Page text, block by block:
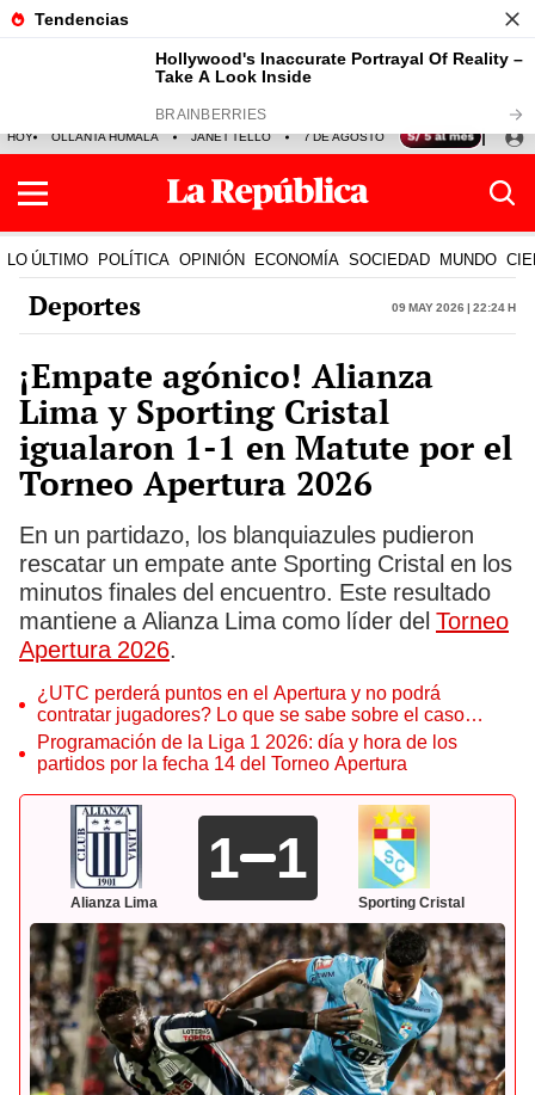
HOY OLLANTA HUMALA JANET TELLO 7 DE AGOSTO TINKA RESULTADOS
LO ÚLTIMO POLÍTICA OPINIÓN ECONOMÍA SOCIEDAD MUNDO
Deportes 09 May 2026 | 22:24 h
¡Empate agónico! Alianza
Lima y Sporting Cristal
igualaron 1-1 en Matute por el
Torneo Apertura 2026
En un partidazo, los blanquiazules pudieron
rescatar un empate ante Sporting Cristal en los
minutos finales del encuentro. Este resultado
mantiene a Alianza Lima como líder del Torneo
Apertura 2026.
¿UTC perderá puntos en el Apertura y no podrá
contratar jugadores? Lo que se sabe sobre el caso
Gaspar Gentile
Programación de la Liga 1 2026: día y hora de los
partidos por la fecha 14 del Torneo Apertura
Alianza Lima
1 1
Sporting Cristal